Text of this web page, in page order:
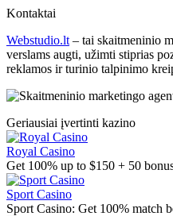
Kontaktai
Webstudio.lt – tai skaitmeninio
verslams augti, užimti stiprias
reklamos ir turinio talpinimo
Geriausiai įvertinti kazino
Royal Casino
Get 100% up to $150 + 50
Sport Casino
Sport Casino: Get 100% match